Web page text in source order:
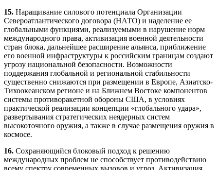
15. Наращивание силового потенциала Организации
Североатлантического договора (НАТО) и наделение ее
глобальными функциями, реализуемыми в нарушение норм
международного права, активизация военной деятельности
стран блока, дальнейшее расширение альянса, приближение
его военной инфраструктуры к российским границам создают
угрозу национальной безопасности. Возможности
поддержания глобальной и региональной стабильности
существенно снижаются при размещении в Европе, Азиатско-
Тихоокеанском регионе и на Ближнем Востоке компонентов
системы противоракетной обороны США, в условиях
практической реализации концепции «глобального удара»,
развертывания стратегических неядерных систем
высокоточного оружия, а также в случае размещения оружия в
космосе.
16. Сохраняющийся блоковый подход к решению
международных проблем не способствует противодействию
всему спектру современных вызовов и угроз. Активизация